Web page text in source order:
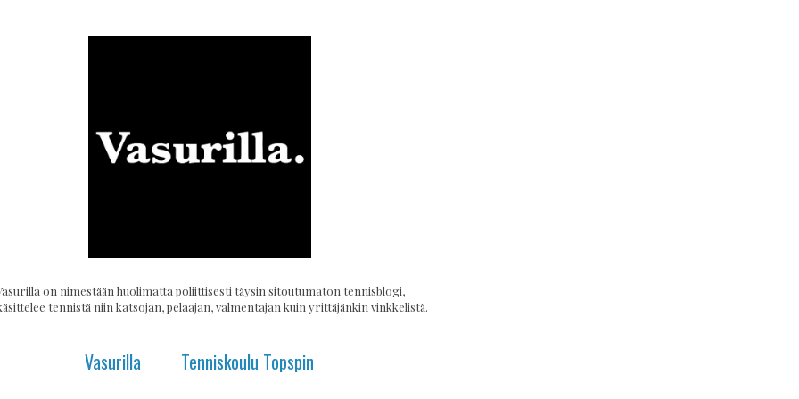
on nimestään huolimatta poliittisesti täysin sitoutumaton tennisblogi,
tennistä niin katsojan, pelaajan, valmentajan kuin yrittäjänkin vinkkelistä.
Vasurilla Tenniskoulu Topspin